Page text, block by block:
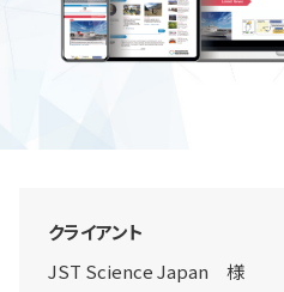
クライアント
JST Science Japan 様